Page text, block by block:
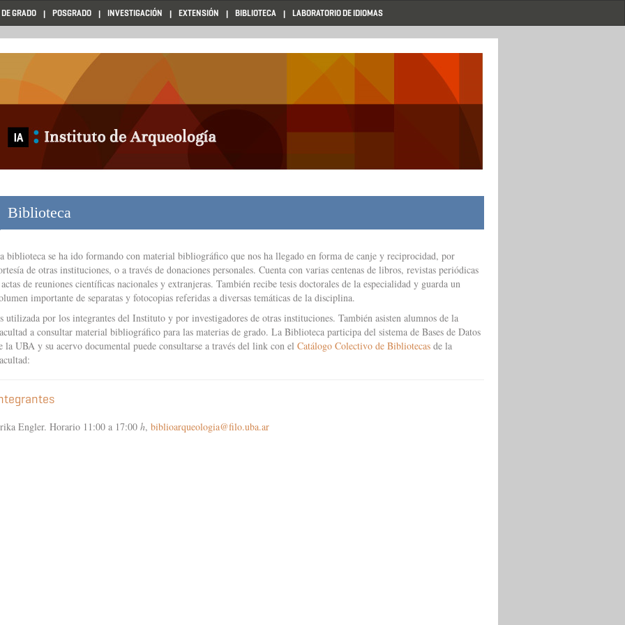
GRADO POSGRADO INVESTIGACIÓN EXTENSIÓN BIBLIOTECA LABORATORIO DE IDIOMAS
Biblioteca
biblioteca se ha ido formando con material bibliográfico que nos ha llegado en forma de canje y reciprocidad, por
de otras instituciones, o a través de donaciones personales. Cuenta con varias centenas de libros, revistas periódicas
de reuniones científicas nacionales y extranjeras. También recibe tesis doctorales de la especialidad y guarda un
importante de separatas y fotocopias referidas a diversas temáticas de la disciplina.
utilizada por los integrantes del Instituto y por investigadores de otras instituciones. También asisten alumnos de la
a consultar material bibliográfico para las materias de grado. La Biblioteca participa del sistema de Bases de Datos
la UBA y su acervo documental puede consultarse a través del link con el Catálogo Colectivo de Bibliotecas de la
Engler. Horario 11:00 a 17:00 h, biblioarqueologia@filo.uba.ar